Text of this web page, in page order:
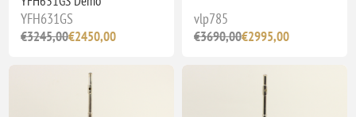
YFH631GS
€3245,00€2450,00
vlp785
€3690,00€2995,00